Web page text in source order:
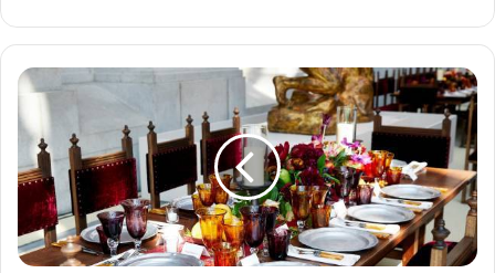
sit
esi